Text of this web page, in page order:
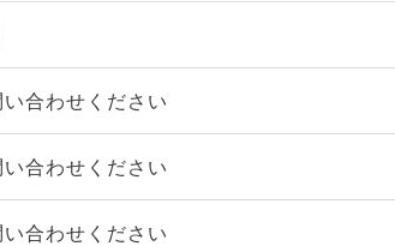
合わせください
合わせください
合わせください